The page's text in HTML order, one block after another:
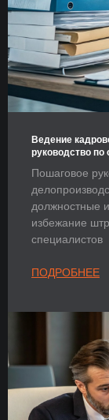
Ведение
руководство по
Пошаговое
должностные
избежание
специалистов
ПОДРОБНЕЕ